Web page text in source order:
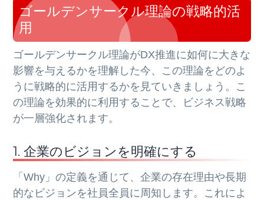
ゴールデンサークル理論の戦略的活
用
ゴールデンサークル理論がDX推進に如何に大きな
影響を与えるかを理解した今、この理論をどのよ
うに戦略的に活用するかを見ていきましょう。こ
の理論を効果的に利用することで、ビジネス戦略
が一層強化されます。
1. 企業のビジョンを明確にする
「Why」の定義を通じて、企業の存在理由や長期
的なビジョンを社員全員に周知します。これによ